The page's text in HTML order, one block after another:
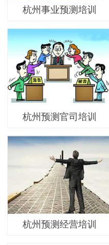
杭州事业预测培训
杭州预测官司培训
杭州预测经营培训